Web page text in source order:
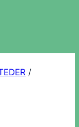
/